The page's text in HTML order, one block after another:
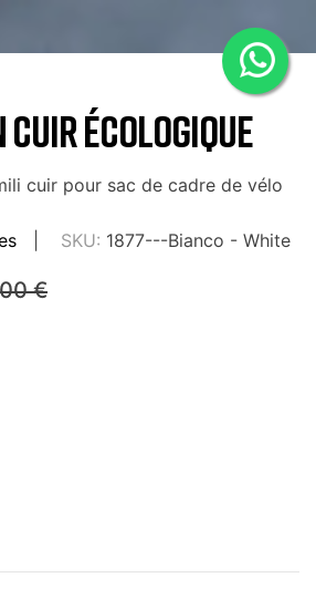
ÉCOLOGIQUE
cuir pour sac de cadre de vélo
SKU: 1877---Bianco - White
€